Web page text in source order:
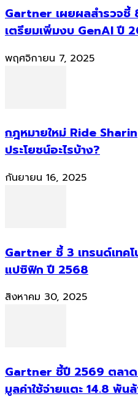
Gartner เผยผลสำรวจชี้
เตรียมเพิ่มงบ GenAI ปี
พฤศจิกายน 7, 2025
กฎหมายใหม่ Ride
ประโยชน์อะไรบ้าง?
กันยายน 16, 2025
Gartner ชี้ 3 เทรนด์เทคโ
แปซิฟิก ปี 2568
สิงหาคม 30, 2025
Gartner ชี้ปี 2569 ตลาด
มูลค่าใช้จ่ายแตะ 14.8 พัน